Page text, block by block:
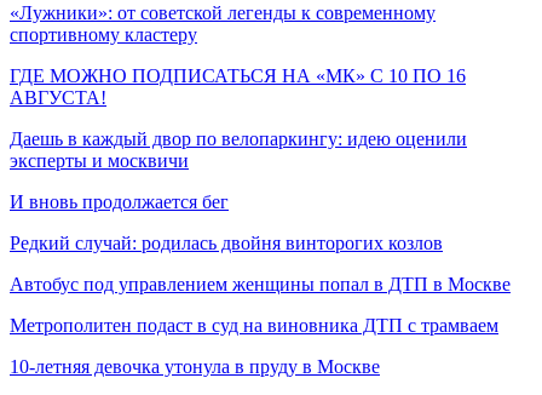
«Лужники»: от советской легенды к современному
спортивному кластеру
ГДЕ МОЖНО ПОДПИСАТЬСЯ НА «МК» С 10 ПО 16
АВГУСТА!
Даешь в каждый двор по велопаркингу: идею оценили
эксперты и москвичи
И вновь продолжается бег
Редкий случай: родилась двойня винторогих козлов
Автобус под управлением женщины попал в ДТП в Москве
Метрополитен подаст в суд на виновника ДТП с трамваем
10-летняя девочка утонула в пруду в Москве